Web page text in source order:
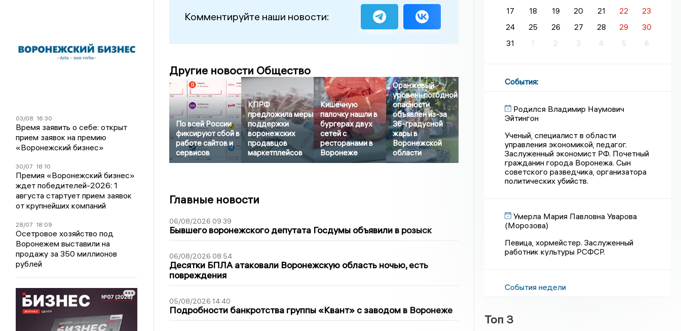
03/08 16:30
Время заявить о себе: открыт
прием заявок на премию
«Воронежский бизнес»
30/07 18:10
Премия «Воронежский бизнес»
ждет победителей-2026: 1
августа стартует прием заявок
от крупнейших компаний
28/07 18:09
Осетровое хозяйство под
Воронежем выставили на
продажу за 350 миллионов
рублей
Комментируйте наши новости:
Другие новости Общество
По всей России
фиксируют сбой в
работе сайтов и
сервисов
КПРФ
предложила меры
поддержки
воронежских
продавцов
маркетплейсов
Кишечную
палочку нашли в
бургерах двух
сетей с
ресторанами в
Воронеже
Оранжевый
уровень погодной
опасности
объявлен из-за
36-градусной
жары в
Воронежской
области
Главные новости
06/08/2026 09:39
Бывшего воронежского депутата Госдумы объявили в розыск
06/08/2026 08:54
Десятки БПЛА атаковали Воронежскую область ночью, есть
повреждения
05/08/2026 14:40
Подробности банкротства группы «Квант» с заводом в Воронеже
17
18 19 20 21 22
23
24
25 26 27 28 29
30
31
1 2 3 4 5 6
События:
Родился Владимир Наумович
Эйтингон
Ученый, специалист в области
управления экономикой, педагог.
Заслуженный экономист РФ. Почетный
гражданин города Воронежа. Сын
советского разведчика, организатора
политических убийств.
Умерла Мария Павловна Уварова
(Морозова)
Певица, хормейстер. Заслуженный
работник культуры РСФСР.
События недели
Топ 3